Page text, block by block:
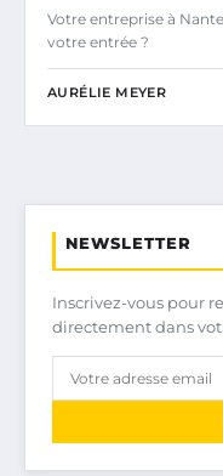
Votre entreprise à
votre entrée ?
AURÉLIE MEYER
NEWSLETTER
Inscrivez-vous pour
directement dans